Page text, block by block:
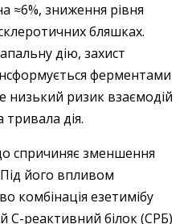
≈6%, зниження рівня
бляшках.
дію, захист
ферментами
низький ризик взаємодій
тривала дія.
спричиняє зменшення
його впливом
комбінація езетимібу
С-реактивний білок (СРБ)